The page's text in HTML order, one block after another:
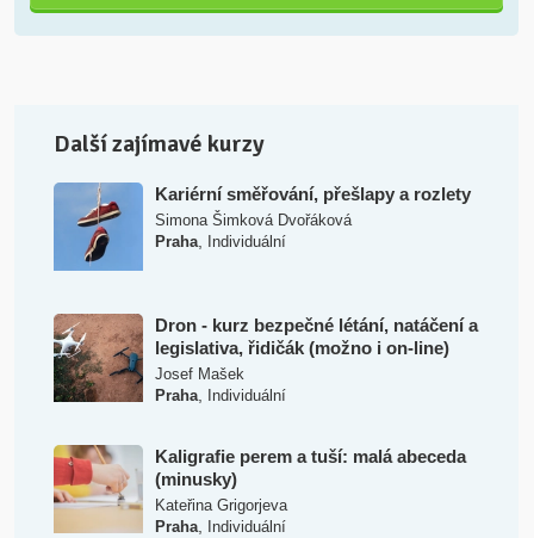
Další zajímavé kurzy
Kariérní směřování, přešlapy a rozlety
Simona Šimková Dvořáková
Praha, Individuální
Dron - kurz bezpečné létání, natáčení a
legislativa, řidičák (možno i on-line)
Josef Mašek
Praha, Individuální
Kaligrafie perem a tuší: malá abeceda
(minusky)
Kateřina Grigorjeva
Praha, Individuální